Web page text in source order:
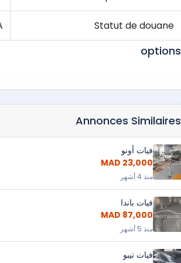
Statut de douane
options
Annonces Similaires
فيات أونو
23,000 MAD
منذ 4 أشهر
فيات باندا
87,000 MAD
منذ 5 أشهر
فيات تيبو